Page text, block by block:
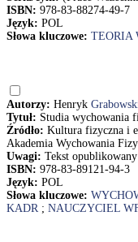
ISBN: 978-83-88274-49-7
Język: POL
Słowa kluczowe: TEORIA
Autorzy: Henryk
Tytuł: Studia wychowania
Źródło: Kultura fizyczna i
Akademia Wychowania
Uwagi: Tekst
ISBN: 978-83-89121-94-3
Język: POL
Słowa kluczowe:
KADR; NAUCZYCIEL